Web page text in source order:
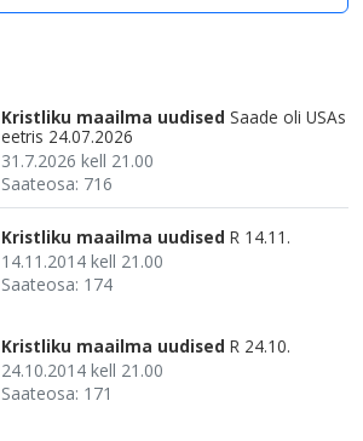
Kristliku maailma uudised Saade oli USAs
eetris 24.07.2026
31.7.2026 kell 21.00
Saateosa: 716
Kristliku maailma uudised R 14.11.
14.11.2014 kell 21.00
Saateosa: 174
Kristliku maailma uudised R 24.10.
24.10.2014 kell 21.00
Saateosa: 171